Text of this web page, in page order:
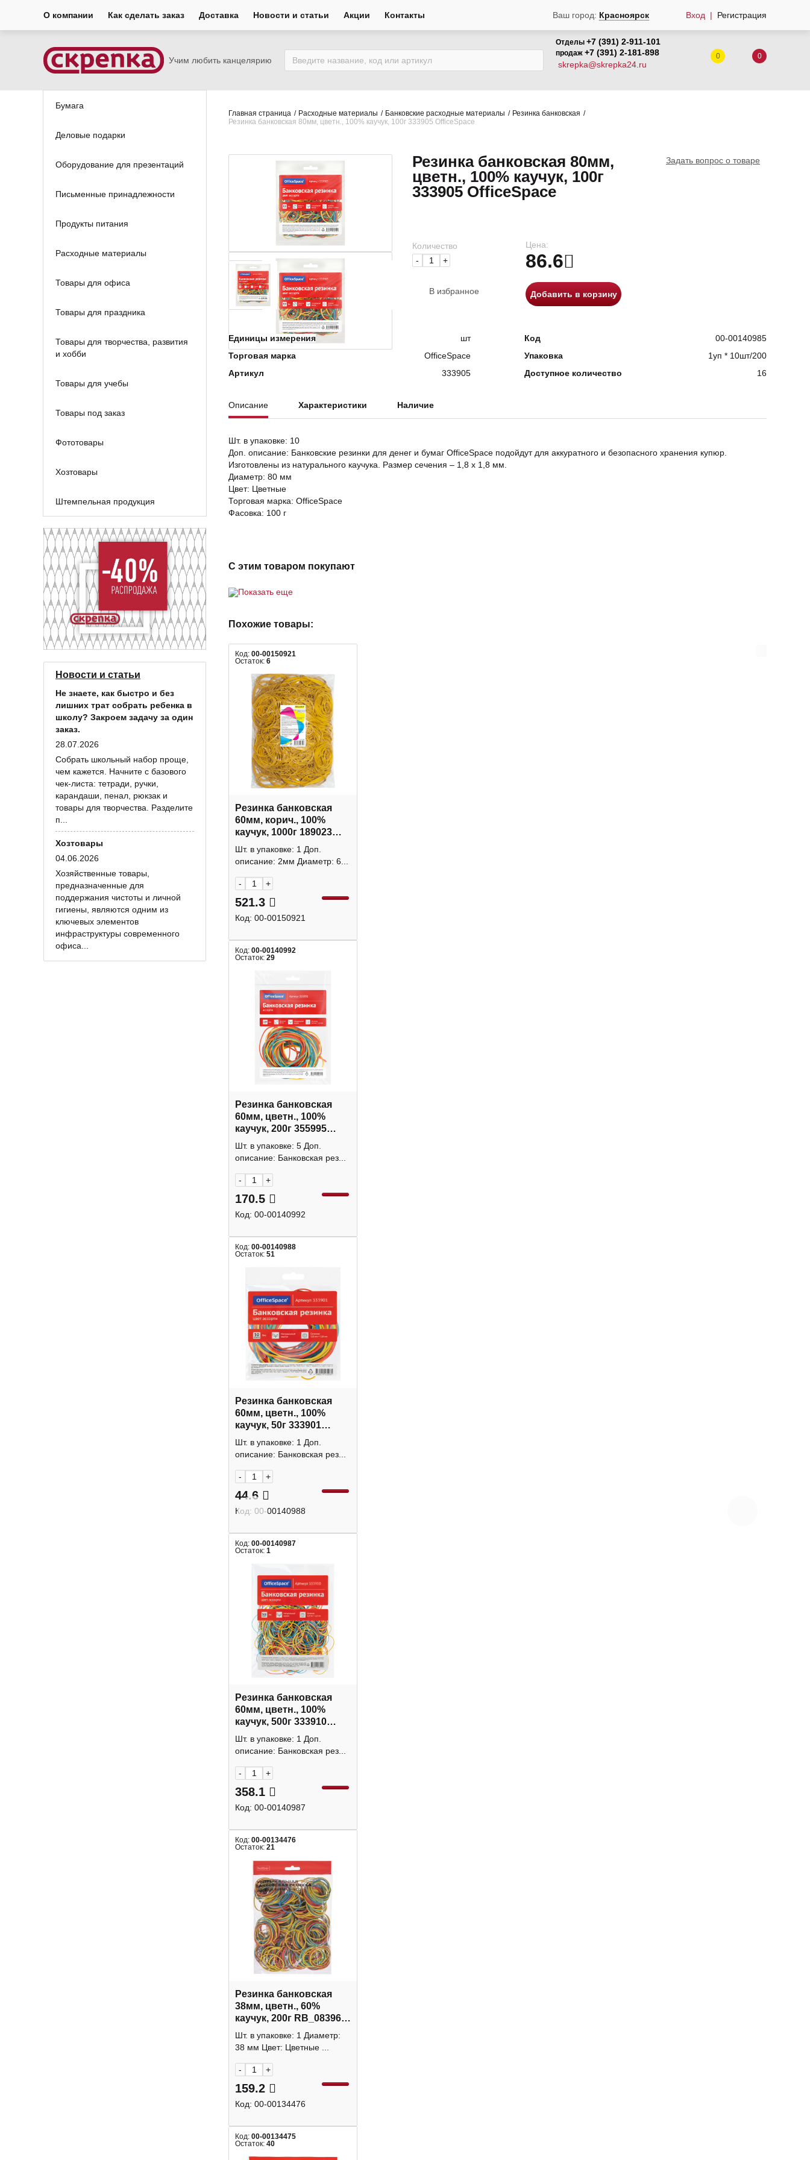
О компании Как сделать заказ Доставка Новости и статьи Акции Контакты Ваш город: Красноярск Вход Регистрация
Учим любить канцелярию
Отделы +7 (391) 2-911-101
продаж +7 (391) 2-181-898
skrepka@skrepka24.ru
0 0
Бумага
Деловые подарки
Оборудование для презентаций
Письменные принадлежности
Продукты питания
Расходные материалы
Товары для офиса
Товары для праздника
Товары для творчества, развития
и хобби
Товары для учебы
Товары под заказ
Фототовары
Хозтовары
Штемпельная продукция
Новости и статьи
Не знаете, как быстро и без
лишних трат собрать ребенка в
школу? Закроем задачу за один
заказ.
28.07.2026
Собрать школьный набор проще,
чем кажется. Начните с базового
чек-листа: тетради, ручки,
карандаши, пенал, рюкзак и
товары для творчества. Разделите
п...
Хозтовары
04.06.2026
Хозяйственные товары,
предназначенные для
поддержания чистоты и личной
гигиены, являются одним из
ключевых элементов
инфраструктуры современного
офиса...
Главная страница Расходные материалы Банковские расходные материалы
Резинка банковская
Резинка банковская 80мм, цветн., 100% каучук, 100г 333905 OfficeSpace
Резинка банковская 80мм,
цветн., 100% каучук, 100г
333905 OfficeSpace
Задать вопрос о товаре
Количество
-
+
В избранное
Цена:
86.6
Добавить в корзину
Единицы измерения шт Код
00-00140985
Торговая марка
OfficeSpace Упаковка
1уп * 10шт/200
Артикул
333905 Доступное количество 16
Описание Характеристики Наличие
Шт. в упаковке: 10
Доп. описание: Банковские резинки для денег и бумаг OfficeSpace подойдут для аккуратного и безопасного хранения купюр.
Изготовлены из натурального каучука. Размер сечения – 1,8 х 1,8 мм.
Диаметр: 80 мм
Цвет: Цветные
Торговая марка: OfficeSpace
Фасовка: 100 г
С этим товаром покупают
Показать еще
Похожие товары:
Код: 00-00150921
Остаток: 6
Резинка банковская
60мм, корич., 100%
каучук, 1000г 189023
Silwerhof
Шт. в упаковке: 1 Доп.
описание: 2мм Диаметр: 6...
- +
521.3
Код: 00-00150921
Код: 00-00140992
Остаток: 29
Резинка банковская
60мм, цветн., 100%
каучук, 200г 355995
OfficeSpace
Шт. в упаковке: 5 Доп.
описание: Банковская рез...
- +
170.5
Код: 00-00140992
Код: 00-00140988
Остаток: 51
Резинка банковская
60мм, цветн., 100%
каучук, 50г 333901
OfficeSpace
Шт. в упаковке: 1 Доп.
описание: Банковская рез...
- +
44.6
Код: 00-00140988
Код: 00-00140987
Остаток: 1
Резинка банковская
60мм, цветн., 100%
каучук, 500г 333910
OfficeSpace
Шт. в упаковке: 1 Доп.
описание: Банковская рез...
- +
358.1
Код: 00-00140987
Код: 00-00134476
Остаток: 21
Резинка банковская
38мм, цветн., 60%
каучук, 200г RB_083966
Hatber
Шт. в упаковке: 1 Диаметр:
38 мм Цвет: Цветные ...
- +
159.2
Код: 00-00134476
Код: 00-00134475
Остаток: 40